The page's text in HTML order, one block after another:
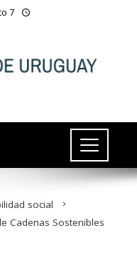
7
social
Cadenas Sostenibles